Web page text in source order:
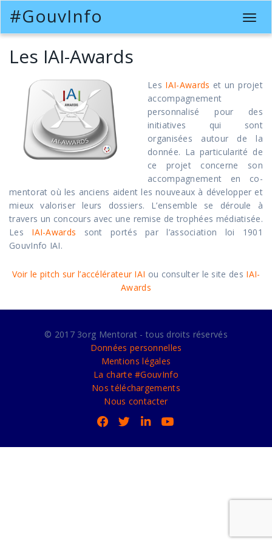
T
o
e
a
v
g
a
t
i
o
n
#GouvInfo
Les IAI-Awards
Les IAI-Awards et un projet
accompagnement
personnalisé pour des
initiatives qui sont
organisées autour de la
donnée. La particularité de
ce projet concerne son
accompagnement en co-
mentorat où les anciens aident les nouveaux à développer et
mieux valoriser leurs dossiers. L’ensemble se déroule à
travers un concours avec une remise de trophées médiatisée.
Les IAI-Awards sont portés par l’association loi 1901
GouvInfo IAI.
Voir le pitch sur l’accélérateur IAI ou consulter le site des IAI-
Awards
© 2017 3org Mentorat - tous droits réservés
Données personnelles
Mentions légales
La charte #GouvInfo
Nos téléchargements
Nous contacter